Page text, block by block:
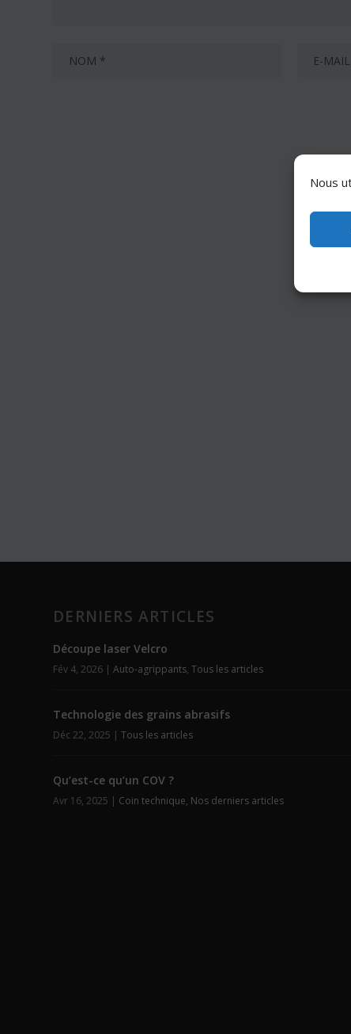
Nous
DERNIERS ARTICLES
Découpe laser Velcro
Fév 4, 2026 |Auto-agrippants,Tous les articles
Technologie des grains abrasifs
Déc 22, 2025 |Tous les articles
Qu’est-ce qu’un COV ?
Avr 16, 2025 | Coin technique, Nos derniers articles